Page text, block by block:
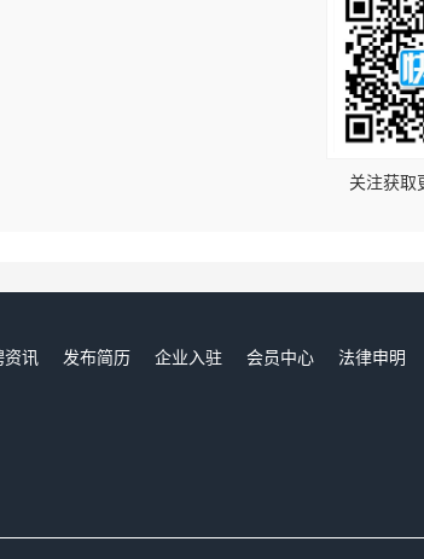
关注获取
资讯 发布简历 企业入驻 会员中心
法律申明